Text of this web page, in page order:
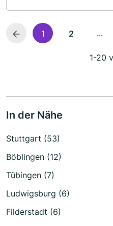
1 2 ...
1-20
In der Nähe
Stuttgart (53)
Böblingen (12)
Tübingen (7)
Ludwigsburg (6)
Filderstadt (6)